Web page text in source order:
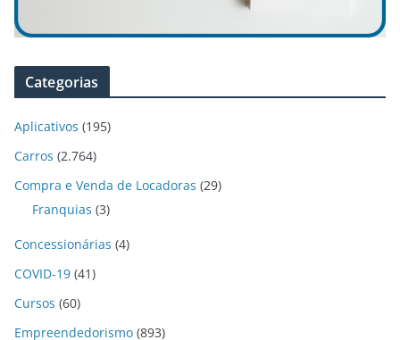
Categorias
Aplicativos (195)
Carros (2.764)
Compra e Venda de Locadoras (29)
Franquias (3)
Concessionárias (4)
COVID-19 (41)
Cursos (60)
Empreendedorismo (893)